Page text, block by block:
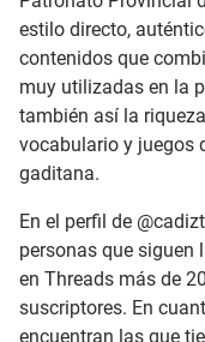
estilo directo,
contenidos que
muy utilizadas en la
también así la
vocabulario y juegos
gaditana.
En el perfil de
personas que siguen
en Threads más de
suscriptores. En
encuentran las que